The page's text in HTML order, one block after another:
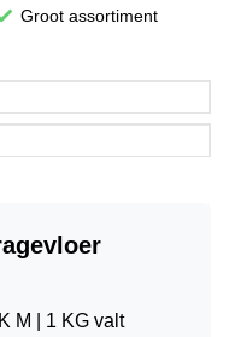
Groot assortiment
M | 1 KG valt